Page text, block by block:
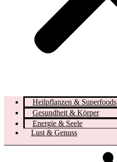
Heilpflanzen & Superfoods
Gesundheit & Körper
Energie & Seele
Lust & Genuss